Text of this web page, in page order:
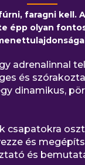
faragni kell.
épp olyan
adrenalinnal
és
dinamikus,
csapatokra
és
és